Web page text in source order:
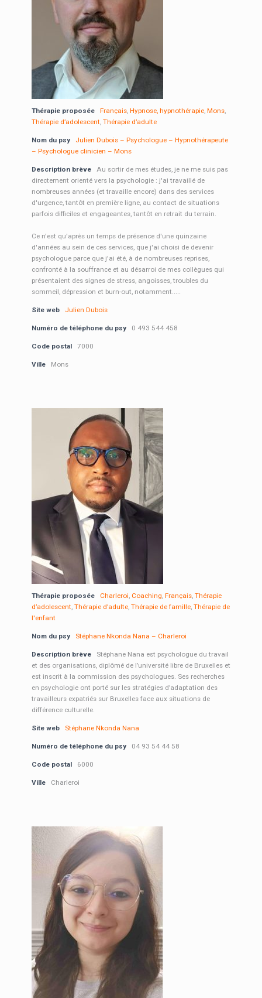
Nom du psy
Julien Dubois – Psychologue – Hypnothérapeute
– Psychologue clinicien – Mons
Thérapie proposée Français, Hypnose, hypnothérapie, Mons,
Thérapie d’adolescent, Thérapie d’adulte
Description brève
Au sortir de mes études, je ne me suis pas
directement orienté vers la psychologie : j'ai travaillé de
nombreuses années (et travaille encore) dans des services
d'urgence, tantôt en première ligne, au contact de situations
parfois difficiles et engageantes, tantôt en retrait du terrain.
Ce n'est qu'après un temps de présence d'une quinzaine
d'années au sein de ces services, que j'ai choisi de devenir
psychologue parce que j'ai été, à de nombreuses reprises,
confronté à la souffrance et au désarroi de mes collègues qui
présentaient des signes de stress, angoisses, troubles du
sommeil, dépression et burn-out, notamment.....
Site web Julien Dubois
Numéro de téléphone du psy 0 493 544 458
Code postal 7000
Ville Mons
Nom du psy Stéphane Nkonda Nana – Charleroi
Thérapie proposée Charleroi, Coaching, Français, Thérapie
d’adolescent, Thérapie d’adulte, Thérapie de famille, Thérapie de
l'enfant
Description brève
Stéphane Nana est psychologue du travail
et des organisations, diplômé de l’université libre de Bruxelles et
est inscrit à la commission des psychologues. Ses recherches
en psychologie ont porté sur les stratégies d’adaptation des
travailleurs expatriés sur Bruxelles face aux situations de
différence culturelle.
Site web Stéphane Nkonda Nana
Numéro de téléphone du psy 04 93 54 44 58
Code postal 6000
Ville Charleroi